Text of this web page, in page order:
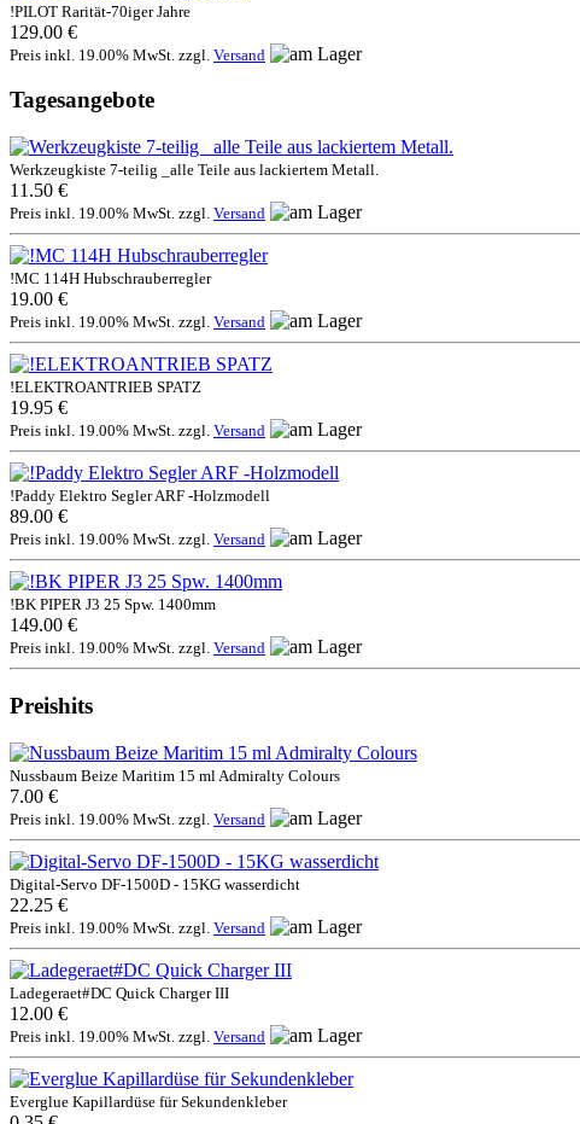
!PILOT Rarität-70iger Jahre
129.00 €
Preis inkl. 19.00% MwSt. zzgl. Versand
Tagesangebote
Werkzeugkiste 7-teilig _alle Teile aus lackiertem Metall.
11.50 €
Preis inkl. 19.00% MwSt. zzgl. Versand
!MC 114H Hubschrauberregler
19.00 €
Preis inkl. 19.00% MwSt. zzgl. Versand
!ELEKTROANTRIEB SPATZ
19.95 €
Preis inkl. 19.00% MwSt. zzgl. Versand
!Paddy Elektro Segler ARF -Holzmodell
89.00 €
Preis inkl. 19.00% MwSt. zzgl. Versand
!BK PIPER J3 25 Spw. 1400mm
149.00 €
Preis inkl. 19.00% MwSt. zzgl. Versand
Preishits
Nussbaum Beize Maritim 15 ml Admiralty Colours
7.00 €
Preis inkl. 19.00% MwSt. zzgl. Versand
Digital-Servo DF-1500D - 15KG wasserdicht
22.25 €
Preis inkl. 19.00% MwSt. zzgl. Versand
Ladegeraet#DC Quick Charger III
12.00 €
Preis inkl. 19.00% MwSt. zzgl. Versand
Everglue Kapillardüse für Sekundenkleber